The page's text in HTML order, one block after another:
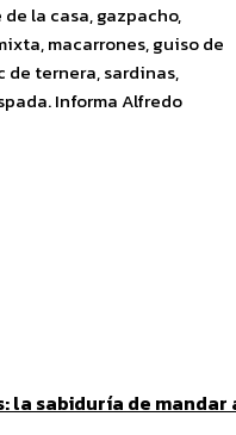
la casa, gazpacho,
macarrones, guiso de
de ternera, sardinas,
Informa Alfredo
la sabiduría de mandar